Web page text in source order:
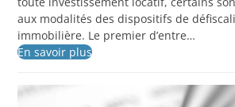
aux modalités des dispositifs de
immobilière. Le premier d’entre…
En savoir plus